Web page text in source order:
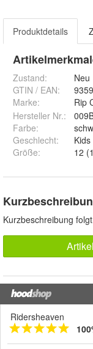
Produktdetails
Zustand:
Neu
GTIN / EAN:
Marke:
Rip
Hersteller Nr.:
Farbe:
Geschlecht:
Kids
Größe:
Kurzbeschreibung
Ridersheaven